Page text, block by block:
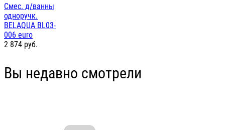
Смес. д/ванны
одноручк.
BELAQUA BL03-
006 euro
2 874 руб.
Вы недавно смотрели